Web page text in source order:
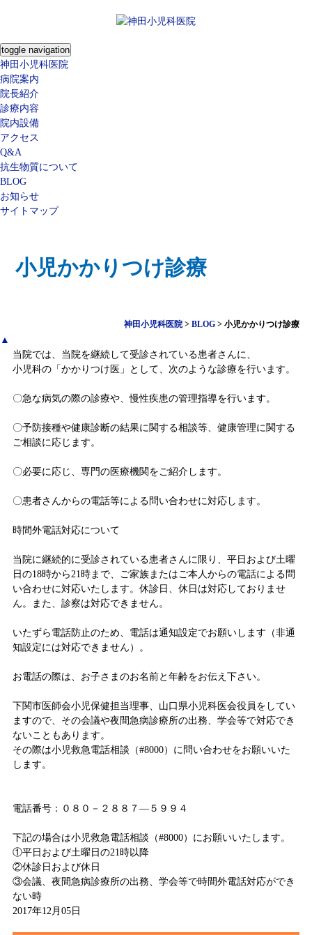
toggle navigation
神田小児科医院
病院案内
院長紹介
診療内容
院内設備
アクセス
Q&A
抗生物質について
BLOG
お知らせ
サイトマップ
小児かかりつけ診療
神田小児科医院 >BLOG >小児かかりつけ診療
▲
当院では、当院を継続して受診されている患者さんに、
小児科の「かかりつけ医」として、次のような診療を行います。
〇急な病気の際の診療や、慢性疾患の管理指導を行います。
〇予防接種や健康診断の結果に関する相談等、健康管理に関する
ご相談に応じます。
〇必要に応じ、専門の医療機関をご紹介します。
〇患者さんからの電話等による問い合わせに対応します。
時間外電話対応について
当院に継続的に受診されている患者さんに限り、平日および土曜
日の18時から21時まで、ご家族またはご本人からの電話による問
い合わせに対応いたします。休診日、休日は対応しておりませ
ん。また、診察は対応できません。
いたずら電話防止のため、電話は通知設定でお願いします（非通
知設定には対応できません）。
お電話の際は、お子さまのお名前と年齢をお伝え下さい。
下関市医師会小児保健担当理事、山口県小児科医会役員をしてい
ますので、その会議や夜間急病診療所の出務、学会等で対応でき
ないこともあります。
その際は小児救急電話相談（#8000）に問い合わせをお願いいた
します。
電話番号：０８０－２８８７―５９９４
下記の場合は小児救急電話相談（#8000）にお願いいたします。
①平日および土曜日の21時以降
②休診日および休日
③会議、夜間急病診療所の出務、学会等で時間外電話対応ができ
ない時
2017年12月05日